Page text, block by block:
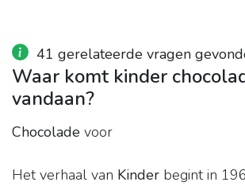
41 gerelateerde vragen
Waar komt kinder
vandaan?
Chocolade voor
Het verhaal van Kinder begint in